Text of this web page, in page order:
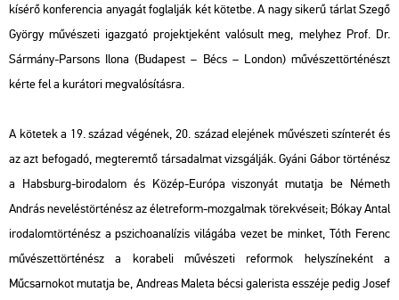
kísérő konferencia anyagát foglalják két kötetbe. A nagy sikerű tárlat Szegő
György művészeti igazgató projektjeként valósult meg, melyhez Prof. Dr.
Sármány-Parsons Ilona (Budapest – Bécs – London) művészettörténészt
kérte fel a kurátori megvalósításra.
A kötetek a 19. század végének, 20. század elejének művészeti színterét és
az azt befogadó, megteremtő társadalmat vizsgálják. Gyáni Gábor történész
a Habsburg-birodalom és Közép-Európa viszonyát mutatja be Németh
András neveléstörténész az életreform-mozgalmak törekvéseit; Bókay Antal
irodalomtörténész a pszichoanalízis világába vezet be minket, Tóth Ferenc
művészettörténész a korabeli művészeti reformok helyszíneként a
Műcsarnokot mutatja be, Andreas Maleta bécsi galerista esszéje pedig Josef